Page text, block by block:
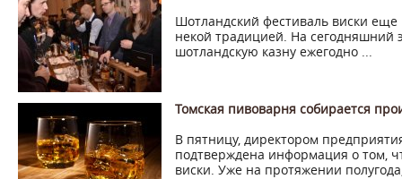
Шотландский фестиваль виски еще
некой традицией. На сегодняшний
шотландскую казну ежегодно ...
Томская пивоварня собирается
В пятницу, директором
подтверждена информация о том,
виски. Уже на протяжении